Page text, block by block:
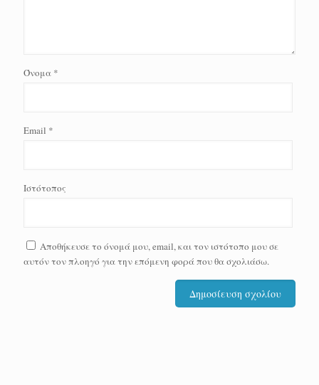
Όνομα *
Email *
Ιστότοπος
Αποθήκευσε το όνομά μου, email, και τον ιστότοπο μου σε
αυτόν τον πλοηγό για την επόμενη φορά που θα σχολιάσω.